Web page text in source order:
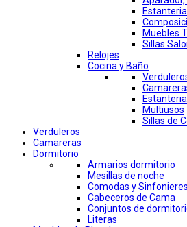
Muebles
Sillas
Relojes
Cocina y Baño
Multiusos
Sillas de
Verduleros
Camareras
Dormitorio
Armarios dormitorio
Mesillas de noche
Comodas y Sinfonieres
Cabeceros de Cama
Conjuntos de
Literas